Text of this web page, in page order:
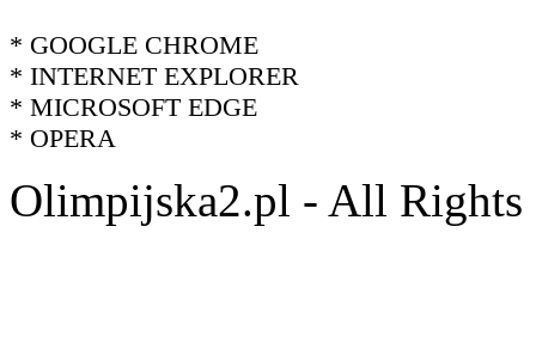
* GOOGLE CHROME
* INTERNET EXPLORER
* MICROSOFT EDGE
* OPERA
Olimpijska2.pl - All Rights